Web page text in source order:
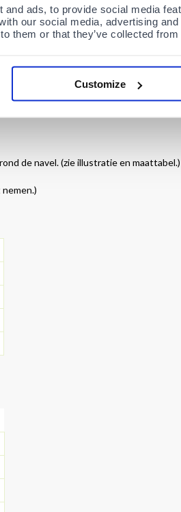
ads, to provide social media
our social media, advertising
them or that they’ve collected
Customize
wordt de McDavid Rugbrace dan ook
in Amerika zeer populair. De rugbrace
instabiliteit of na een
de navel. (zie illustratie en maattabel.)